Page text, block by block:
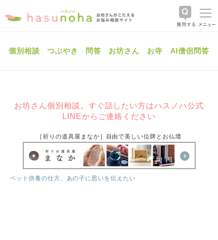
個別相談 つぶやき 問答 お坊さん お寺 AI僧侶問答
お坊さん個別相談。すぐ話したい方はハスノハ公式
LINEからご連絡ください
［祈りの道具屋まなか］自由で美しい位牌とお仏壇
ペット供養の仕方、あの子に思いを伝えたい